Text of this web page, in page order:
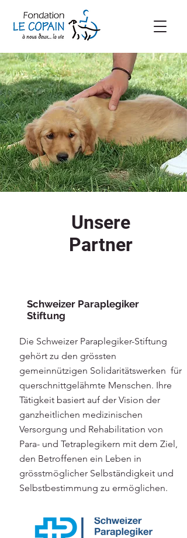
Schweizer Paraplegiker
Stiftung
Die Schweizer Paraplegiker-Stiftung
gehört zu den grössten
gemeinnützigen Solidaritätswerken für
querschnittgelähmte Menschen. Ihre
Tätigkeit basiert auf der Vision der
ganzheitlichen medizinischen
Versorgung und Rehabilitation von
Para- und Tetraplegikern mit dem Ziel,
den Betroffenen ein Leben in
grösstmöglicher Selbständigkeit und
Selbstbestimmung zu ermöglichen.
Unsere
Partner